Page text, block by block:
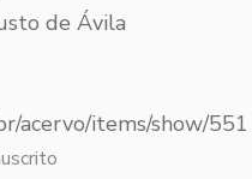
de Ávila
acervo/items/show/551